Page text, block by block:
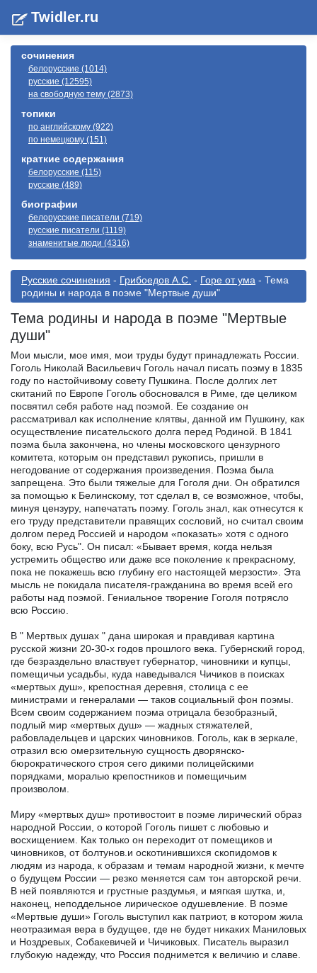
Twidler.ru
сочинения
белорусские (1014)
русские (12595)
на свободную тему (2873)
топики
по английскому (922)
по немецкому (151)
краткие содержания
белорусские (115)
русские (489)
биографии
белорусские писатели (719)
русские писатели (1119)
знаменитые люди (4316)
Русские сочинения - Грибоедов А.С. - Горе от ума - Тема
родины и народа в поэме "Мертвые души"
Тема родины и народа в поэме "Мертвые
души"
Мои мысли, мое имя, мои труды будут принадлежать России.
Гоголь Николай Васильевич Гоголь начал писать поэму в 1835
году по настойчивому совету Пушкина. После долгих лет
скитаний по Европе Гоголь обосновался в Риме, где целиком
посвятил себя работе над поэмой. Ее создание он
рассматривал как исполнение клятвы, данной им Пушкину, как
осуществление писательского долга перед Родиной. В 1841
поэма была закончена, но члены московского цензурного
комитета, которым он представил рукопись, пришли в
негодование от содержания произведения. Поэма была
запрещена. Это были тяжелые для Гоголя дни. Он обратился
за помощью к Белинскому, тот сделал в, се возможное, чтобы,
минуя цензуру, напечатать поэму. Гоголь знал, как отнесутся к
его труду представители правящих сословий, но считал своим
долгом перед Россией и народом «показать» хотя с одного
боку, всю Русь". Он писал: «Бывает время, когда нельзя
устремить общество или даже все поколение к прекрасному,
пока не покажешь всю глубину его настоящей мерзости». Эта
мысль не покидала писателя-гражданина во время всей его
работы над поэмой. Гениальное творение Гоголя потрясло
всю Россию.
В " Мертвых душах " дана широкая и правдивая картина
русской жизни 20-30-х годов прошлого века. Губернский город,
где безраздельно властвует губернатор, чиновники и купцы,
помещичьи усадьбы, куда наведывался Чичиков в поисках
«мертвых душ», крепостная деревня, столица с ее
министрами и генералами — таков социальный фон поэмы.
Всем своим содержанием поэма отрицала безобразный,
подлый мир «мертвых душ» — жадных стяжателей,
рабовладельцев и царских чиновников. Гоголь, как в зеркале,
отразил всю омерзительную сущность дворянско-
бюрократического строя сего дикими полицейскими
порядками, моралью крепостников и помещичьим
произволом.
Миру «мертвых душ» противостоит в поэме лирический образ
народной России, о которой Гоголь пишет с любовью и
восхищением. Как только он переходит от помещиков и
чиновников, от болтунов.и оскотинившихся скопидомов к
людям из народа, к образам и темам народной жизни, к мечте
о будущем России — резко меняется сам тон авторской речи.
В ней появляются и грустные раздумья, и мягкая шутка, и,
наконец, неподдельное лирическое одушевление. В поэме
«Мертвые души» Гоголь выступил как патриот, в котором жила
неотразимая вера в будущее, где не будет никаких Маниловых
и Ноздревых, Собакевичей и Чичиковых. Писатель выразил
глубокую надежду, что Россия поднимется к величию и славе.